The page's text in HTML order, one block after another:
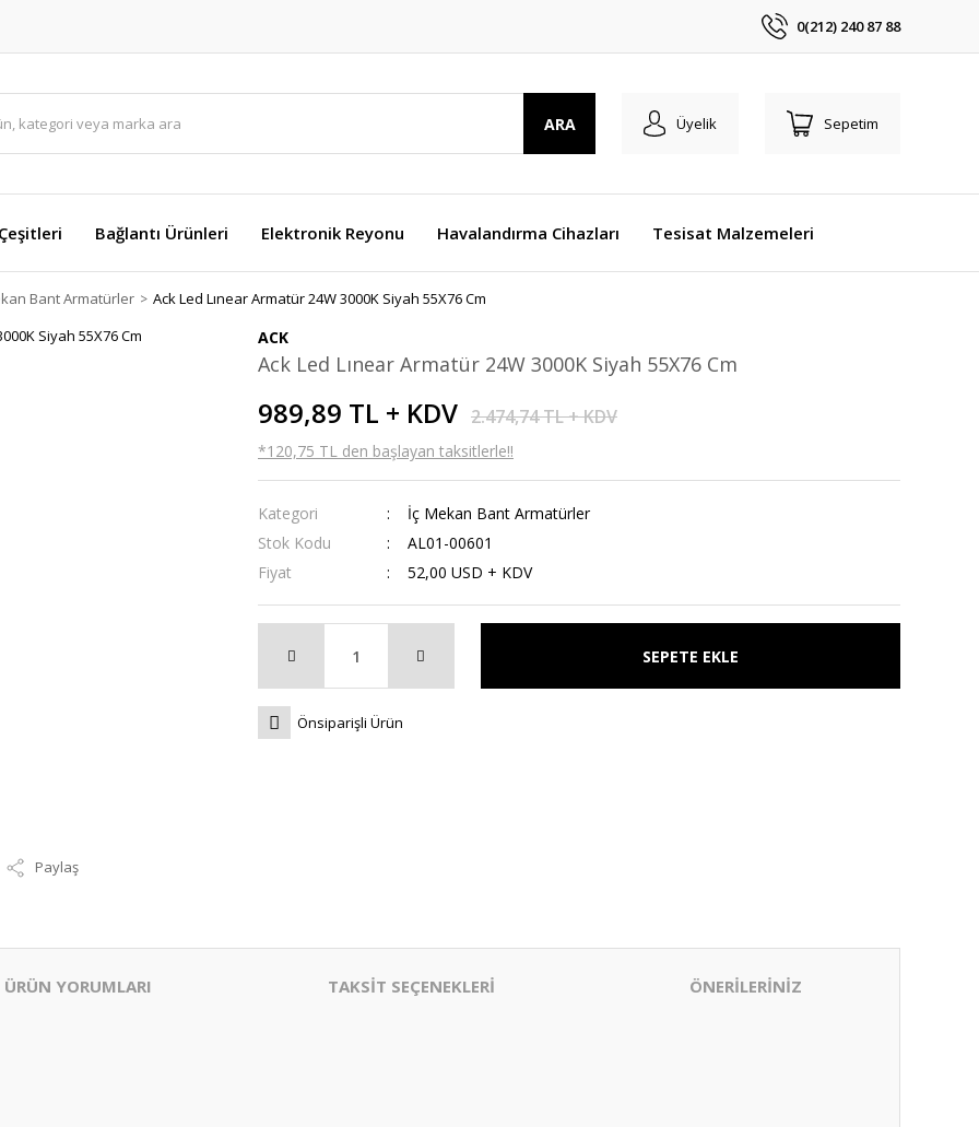
0(212) 240 87 88
ARA Üyelik Sepetim
Bağlantı Ürünleri Elektronik Reyonu Havalandırma Cihazları Tesisat Malzemeleri
Bant Armatürler Ack Led Lınear Armatür 24W 3000K Siyah 55X76 Cm
Paylaş
ACK
Ack Led Lınear Armatür 24W 3000K Siyah 55X76 Cm
989,89 TL + KDV 2.474,74 TL + KDV
*120,75 TL den başlayan taksitlerle!!
Kategori
İç Mekan Bant Armatürler
Stok Kodu
AL01-00601
Fiyat
52,00 USD + KDV
SEPETE EKLE
Önsiparişli Ürün
ÜRÜN YORUMLARI TAKSİT SEÇENEKLERİ ÖNERİLERİNİZ